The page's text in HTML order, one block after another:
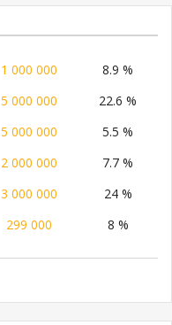
1 000 000
8.9 %
5 000 000
22.6 %
5 000 000
5.5 %
2 000 000
7.7 %
3 000 000
24 %
299 000 8 %